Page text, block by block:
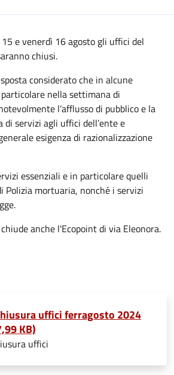
e venerdì 16 agosto gli uffici del
chiusi.
considerato che in alcune
nella settimana di
l’afflusso di pubblico e la
servizi agli uffici dell’ente e
esigenza di razionalizzazione
essenziali e in particolare quelli
Polizia mortuaria, nonché i servizi
anche l'Ecopoint di via Eleonora.
uffici ferragosto 2024
KB)
uffici